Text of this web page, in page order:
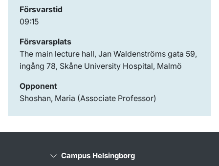
Försvarstid
09:15
Försvarsplats
The main lecture hall, Jan Waldenströms gata 59,
ingång 78, Skåne University Hospital, Malmö
Opponent
Shoshan, Maria (Associate Professor)
Campus Helsingborg